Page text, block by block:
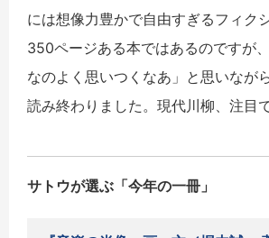
には想像力豊かで自由すぎるフィク
350ページある本ではあるのですが
なのよく思いつくなあ」と思いなが
読み終わりました。現代川柳、注目
サトウが選ぶ「今年の一冊」